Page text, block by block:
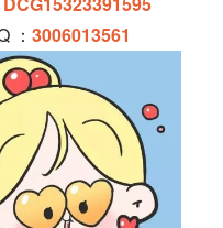
： 3006013561